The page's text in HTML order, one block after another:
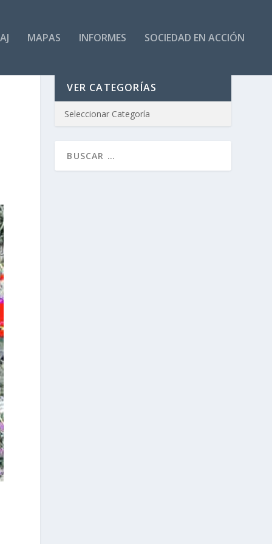
MAPAS INFORMES SOCIEDAD EN ACCIÓN
VER CATEGORÍAS